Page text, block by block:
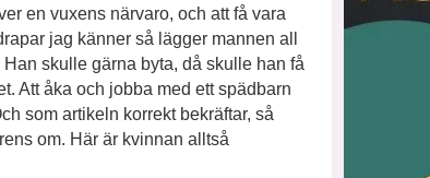
en vuxens närvaro, och att få vara
jag känner så lägger mannen all
skulle gärna byta, då skulle han få
Att åka och jobba med ett spädbarn
som artikeln korrekt bekräftar, så
om. Här är kvinnan alltså